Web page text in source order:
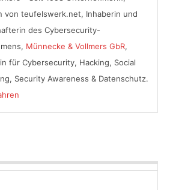
von teufelswerk.net, Inhaberin und
des Cybersecurity-
Münnecke & Vollmers GbR,
für Cybersecurity, Hacking, Social
Security Awareness & Datenschutz.